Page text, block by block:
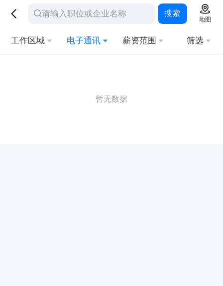
搜索
地图
工作区域 电子通讯 薪资范围 筛选
暂无数据